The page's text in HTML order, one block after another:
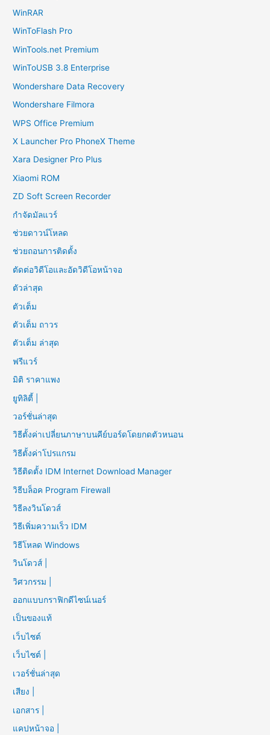
WinRAR
WinToFlash Pro
WinTools.net Premium
WinToUSB 3.8 Enterprise
Wondershare Data Recovery
Wondershare Filmora
WPS Office Premium
X Launcher Pro PhoneX Theme
Xara Designer Pro Plus
Xiaomi ROM
ZD Soft Screen Recorder
กำจัดมัลแวร์
ช่วยดาวน์โหลด
ช่วยถอนการติดตั้ง
ตัดต่อวิดีโอและอัดวิดีโอหน้าจอ
ตัวล่าสุด
ตัวเต็ม
ตัวเต็ม ถาวร
ตัวเต็ม ล่าสุด
ฟรีแวร์
มิติ ราคาแพง
ยูทิลิตี้ |
วอร์ชั่นล่าสุด
วิธีตั้งค่าเปลี่ยนภาษาบนคีย์บอร์ดโดยกดตัวหนอน
วิธีตั้งค่าโปรแกรม
วิธีติดตั้ง IDM Internet Download Manager
วิธีบล็อค Program Firewall
วิธีลงวินโดวส์
วิธีเพิ่มความเร็ว IDM
วิธีโหลด Windows
วินโดวส์ |
วิศวกรรม |
ออกแบบกราฟิกดีไซน์เนอร์
เป็นของแท้
เว็บไซต์
เว็บไซต์ |
เวอร์ชั่นล่าสุด
เสียง |
เอกสาร |
แคปหน้าจอ |